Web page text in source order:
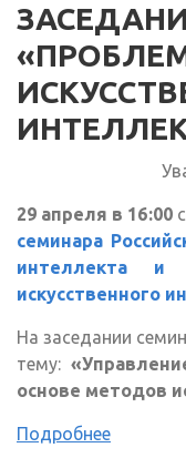
29 апреля в 16:00
семинара
интеллекта
искусственного
На заседании
тему:
основе методов
Подробнее